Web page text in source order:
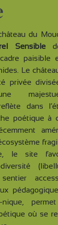
du
Sensible
paisible
Le
privée
dans
poétique à
le site
où se